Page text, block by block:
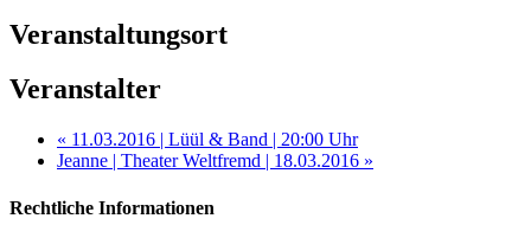
Veranstaltungsort
Veranstalter
« 11.03.2016 | Lüül & Band | 20:00 Uhr
Jeanne | Theater Weltfremd | 18.03.2016 »
Rechtliche Informationen